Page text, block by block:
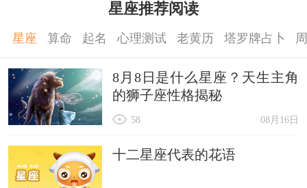
星座推荐阅读
星座 算命 起名 心理测试 老黄历 塔罗牌占卜
8月8日是什么星座？天生主角
的狮子座性格揭秘
08月16日
58
十二星座代表的花语